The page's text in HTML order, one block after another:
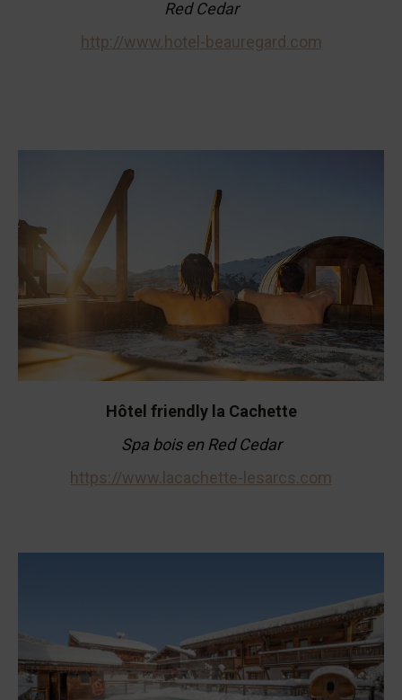
Red Cedar
http://www.hotel-beauregard.com
Hôtel friendly la Cachette
Spa bois en Red Cedar
https://www.lacachette-lesarcs.com